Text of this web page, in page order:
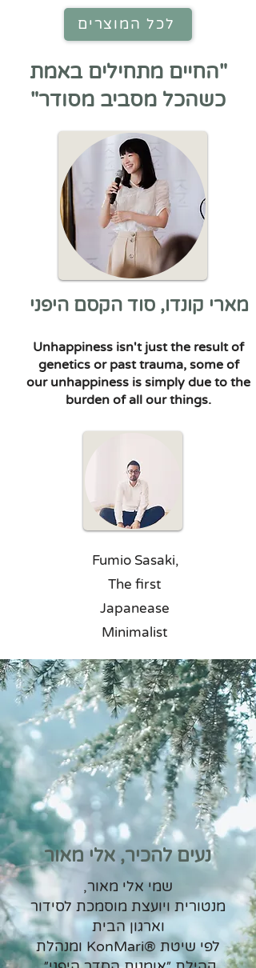
לכל המוצרים
"החיים מתחילים באמת
כשהכל מסביב מסודר"
מארי קונדו, סוד הקסם היפני
Unhappiness isn't just the result of
genetics or past trauma, some of
our unhappiness is simply due to the
burden of all our things.​
Fumio Sasaki,
The first
Japanease
Minimalist
נעים להכיר, אלי מאור
שמי אלי מאור,
מנטורית ויועצת מוסמכת לסידור
וארגון הבית
לפי שיטת ®KonMari ומנהלת